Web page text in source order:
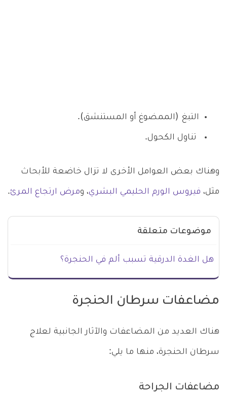
التبغ (الممضوغ أو المستنشق).
تناول الكحول.
وهناك بعض العوامل الأخرى لا تزال خاضعة للأبحاث
مثل، فيروس الورم الحليمي البشري، ومرض ارتجاع المرئ.
موضوعات متعلقة
هل الغدة الدرقية تسبب ألم في الحنجرة؟
مضاعفات سرطان الحنجرة
هناك العديد من المضاعفات والآثار الجانبية لعلاج
سرطان الحنجرة، منها ما يلي:
مضاعفات الجراحة